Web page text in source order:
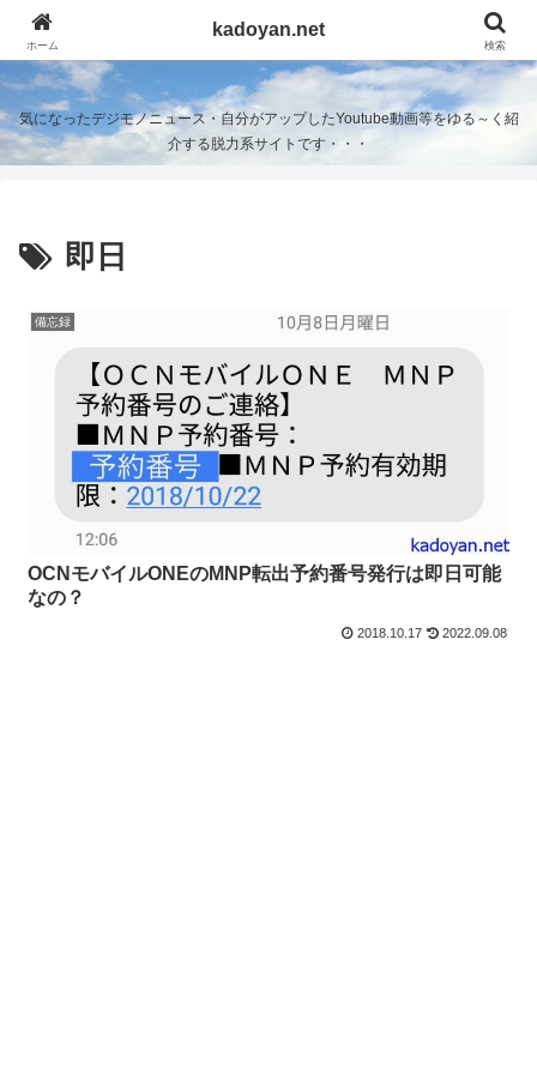
kadoyan.net
気になったデジモノニュース・自分がアップしたYoutube動画等をゆる～く紹
介する脱力系サイトです・・・
即日
備忘録
OCNモバイルONEのMNP転出予約番号発行は即日可能
なの？
2018.10.17 2022.09.08
ホーム
kadoyan.net
検索